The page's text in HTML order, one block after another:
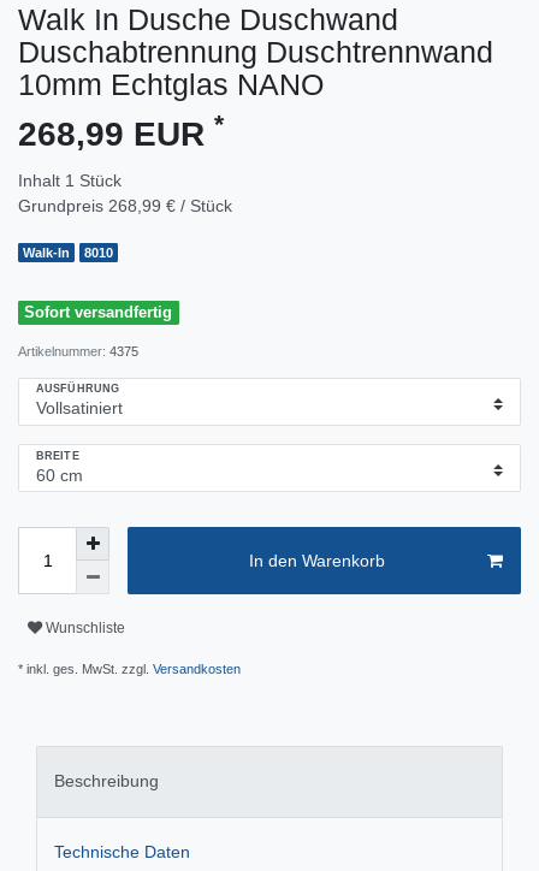
Walk In Dusche Duschwand
Duschabtrennung Duschtrennwand
10mm Echtglas NANO
268,99 EUR *
Inhalt 1 Stück
Grundpreis 268,99 € / Stück
Walk-In 8010
Sofort versandfertig
Artikelnummer: 4375
AUSFÜHRUNG
BREITE
In den Warenkorb
Wunschliste
* inkl. ges. MwSt. zzgl. Versandkosten
Beschreibung
Technische Daten